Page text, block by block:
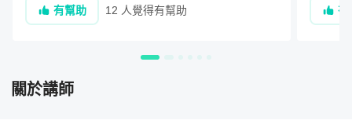
狀況,
重要或需要優先學習的事情不斷出現.
有幫助 12 人覺得有幫助
歡的有
關於講師